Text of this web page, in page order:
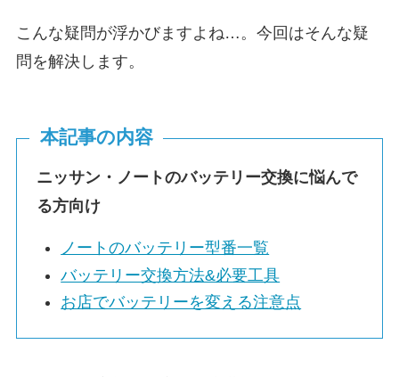
こんな疑問が浮かびますよね…。今回はそんな疑
問を解決します。
本記事の内容
ニッサン・ノートのバッテリー交換に悩んで
る方向け
ノートのバッテリー型番一覧
バッテリー交換方法&必要工具
お店でバッテリーを変える注意点